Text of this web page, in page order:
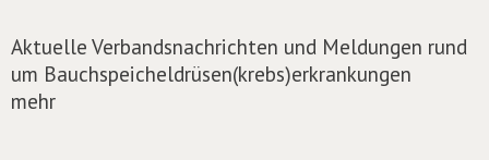
Aktuelle Verbandsnachrichten und Meldungen rund
um Bauchspeicheldrüsen(krebs)erkrankungen
mehr